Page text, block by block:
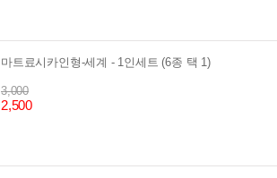
마트료시카인형-세계 - 1인세트 (6종 택 1)
3,000
2,500